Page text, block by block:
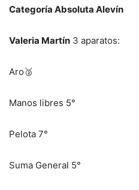
Categoría Absoluta Alevín
Valeria Martín 3 aparatos:
Aro🥈
Manos libres 5°
Pelota 7°
Suma General 5°